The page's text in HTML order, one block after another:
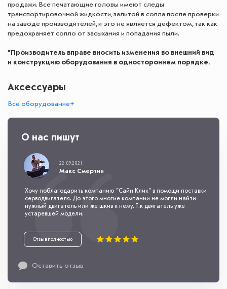
продажи. Все печатающие головы имеют следы
транспортировочной жидкости, залитой в сопла после проверки
на заводе производителей, и это не является дефектом, так как
предохраняет сопло от засыхания и попадания пыли.
*Производитель вправе вносить изменения во внешний вид
и конструкцию оборудования в одностороннем порядке.
Аксессуары
Все оборудование+
О нас пишут
Оставить отзыв
22.09.2021
Макс Смертин
Хочу поблагодарить компанию "Сайн Клик" в помощи поставки
серводвигателя. До этого многие компании не могли найти
нужный двигатель или же шкив к нему. Т.к двигатель уже
устаревшей модели.
Отзыв полностью